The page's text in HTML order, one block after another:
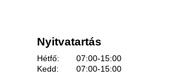
Nyitvatartás
Hétfő:
07:00-15:00
Kedd:
07:00-15:00